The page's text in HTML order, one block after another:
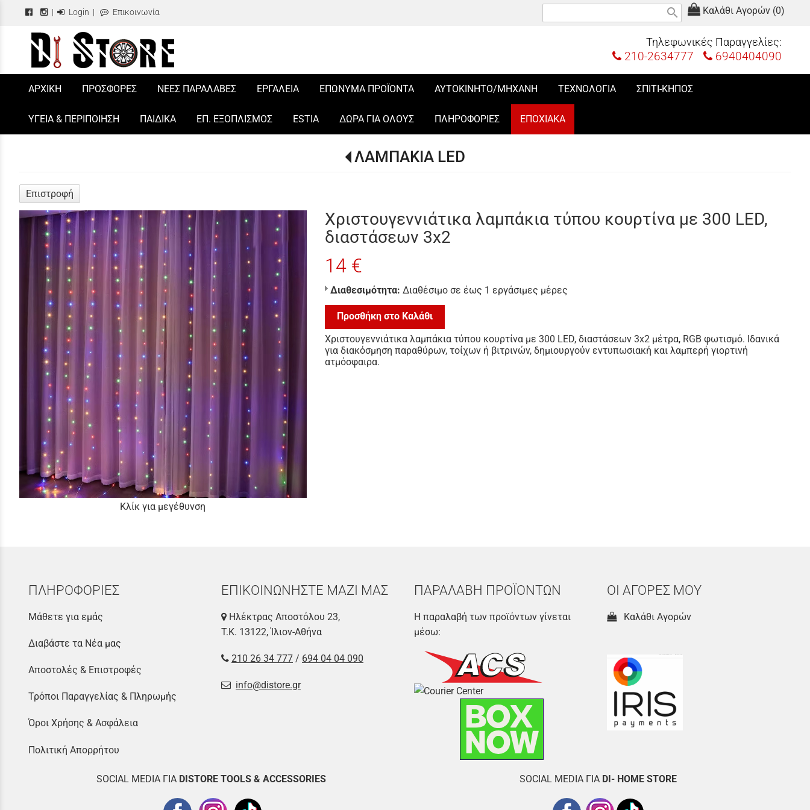
| Login | Επικοινωνία Καλάθι Αγορών (0)
search
Τηλεφωνικές Παραγγελίες:
210-2634777 6940404090
/
ΑΡΧΙΚΗ ΠΡΟΣΦΟΡΕΣ ΝΕΕΣ ΠΑΡΑΛΑΒΕΣ ΕΡΓΑΛΕΙΑ ΕΠΩΝΥΜΑ ΠΡΟΪΟΝΤΑ ΑΥΤΟΚΙΝΗΤΟ/ΜΗΧΑΝΗ ΤΕΧΝΟΛΟΓΙΑ ΣΠΙΤΙ-ΚΗΠΟΣ
ΥΓΕΙΑ & ΠΕΡΙΠΟΙΗΣΗ ΠΑΙΔΙΚΑ ΕΠ. ΕΞΟΠΛΙΣΜΟΣ ESTIA ΔΩΡΑ ΓΙΑ ΟΛΟΥΣ ΠΛΗΡΟΦΟΡΙΕΣ ΕΠΟΧΙΑΚΑ
ΛΑΜΠΑΚΙΑ LED
Επιστροφή
Κλίκ για μεγέθυνση
Χριστουγεννιάτικα λαμπάκια τύπου κουρτίνα με 300 LED,
διαστάσεων 3x2
14 €
Διαθεσιμότητα: Διαθέσιμο σε έως 1 εργάσιμες μέρες
Προσθήκη στο Καλάθι
Χριστουγεννιάτικα λαμπάκια τύπου κουρτίνα με 300 LED, διαστάσεων 3x2 μέτρα, RGB φωτισμό. Ιδανικά
για διακόσμηση παραθύρων, τοίχων ή βιτρινών, δημιουργούν εντυπωσιακή και λαμπερή γιορτινή
ατμόσφαιρα.
ΠΛΗΡΟΦΟΡΙΕΣ
Μάθετε για εμάς
Διαβάστε τα Νέα μας
Αποστολές & Επιστροφές
Τρόποι Παραγγελίας & Πληρωμής
Όροι Χρήσης & Ασφάλεια
Πολιτική Απορρήτου
ΕΠΙΚΟΙΝΩΝΗΣΤΕ ΜΑΖΙ ΜΑΣ
Ηλέκτρας Αποστόλου 23,
Τ.Κ. 13122, Ίλιον-Αθήνα
210 26 34 777 / 694 04 04 090
info@distore.gr
ΠΑΡΑΛΑΒΗ ΠΡΟΪΟΝΤΩΝ
Η παραλαβή των προϊόντων γίνεται
μέσω:
ΟΙ ΑΓΟΡΕΣ ΜΟΥ
Καλάθι Αγορών
SOCIAL MEDIA ΓΙΑ DISTORE TOOLS & ACCESSORIES SOCIAL MEDIA ΓΙΑ DI- HOME STORE